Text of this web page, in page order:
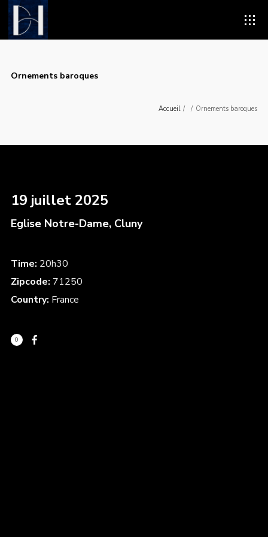
Ornements baroques
Accueil / / Ornements baroques
19 juillet 2025
Eglise Notre-Dame, Cluny
Time: 20h30
Zipcode: 71250
Country: France
0